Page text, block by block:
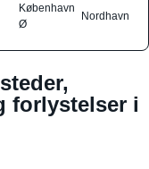
København
Ø
Nordhavn
forlystelser i